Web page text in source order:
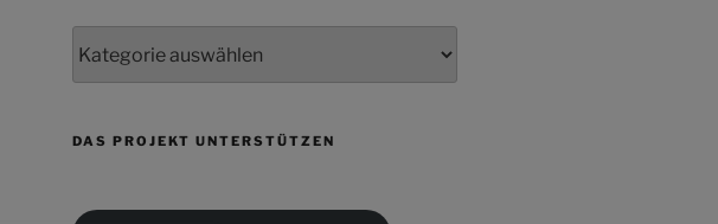
DAS PROJEKT UNTERSTÜTZEN